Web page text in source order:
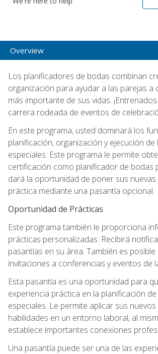
Overview
Los planificadores de bodas combinan
organización para ayudar a las parejas a
más importante de sus vidas.
carrera rodeada de eventos de
En este programa, usted dominará los
planificación, organización y ejecución
especiales. Este programa le permite
certificación como planificador de bodas
dará la oportunidad de poner sus nuevas
práctica mediante una pasantía opcional.
Oportunidad de Prácticas
Este programa también le proporciona
prácticas personalizadas. Recibirá
pasantías en su área. También es
invitaciones a conferencias y eventos de
Esta pasantía es una oportunidad para
experiencia práctica en la planificación
especiales. Le permite aplicar sus
habilidades en un entorno laboral, al
establece importantes conexiones
Una pasantía puede ser una de las